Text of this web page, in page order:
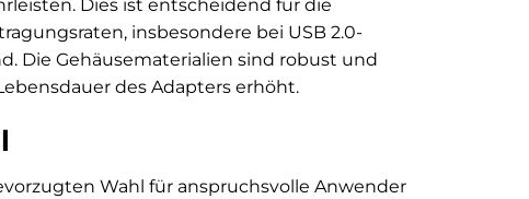
Dies ist entscheidend für die
insbesondere bei USB 2.0-
Die Gehäusematerialien sind robust und
des Adapters erhöht.
Wahl für anspruchsvolle Anwender